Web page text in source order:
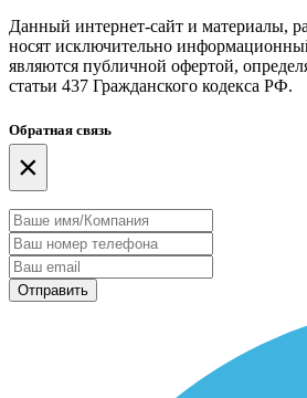
Данный интернет-сайт и материалы,
носят исключительно
являются публичной офертой,
статьи 437 Гражданского кодекса РФ.
Обратная связь
×
Отправить